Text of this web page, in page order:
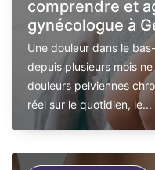
comprendre et
gynécologue à
Une douleur dans le
depuis plusieurs mois
douleurs pelviennes
réel sur le quotidien, le...